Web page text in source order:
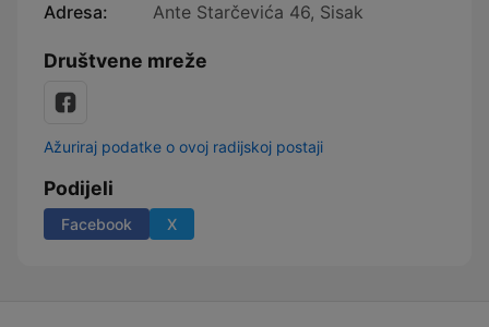
Adresa:
Ante Starčevića 46, Sisak
Društvene mreže
Ažuriraj podatke o ovoj radijskoj postaji
Podijeli
Facebook X